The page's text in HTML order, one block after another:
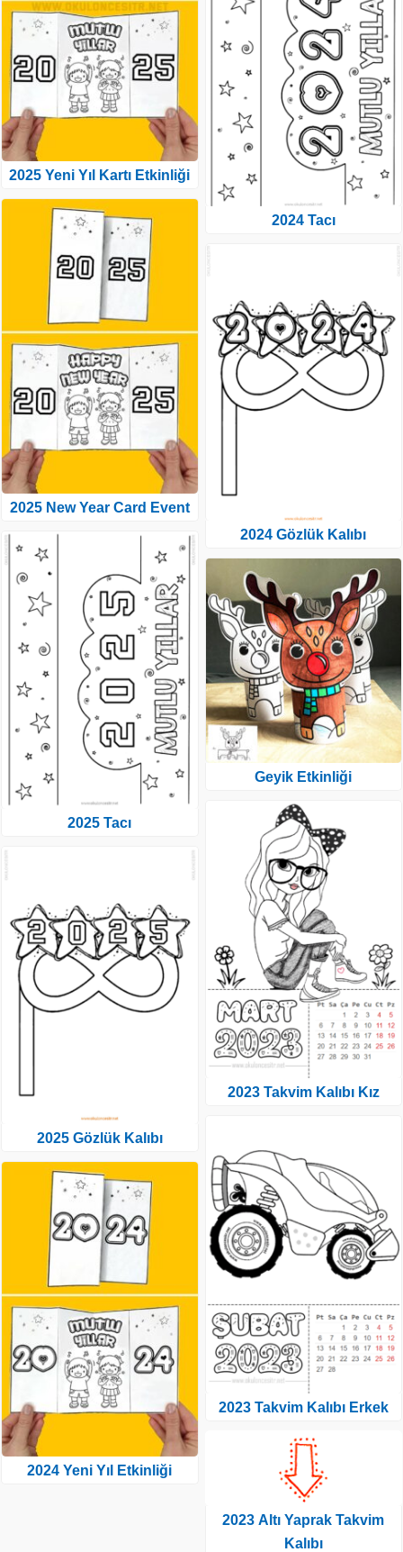
2025 Yeni Yıl Kartı Etkinliği
2025 New Year Card Event
2025 Tacı
2025 Gözlük Kalıbı
2024 Yeni Yıl Etkinliği
2024 Tacı
2024 Gözlük Kalıbı
Geyik Etkinliği
2023 Takvim Kalıbı Kız
2023 Takvim Kalıbı Erkek
2023 Altı Yaprak Takvim
Kalıbı